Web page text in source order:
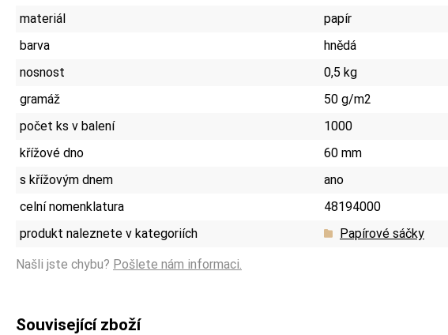
materiál
papír
barva
hnědá
nosnost
0,5 kg
gramáž
50 g/m2
počet ks v balení
1000
křížové dno
60 mm
s křížovým dnem
ano
celní nomenklatura
48194000
produkt naleznete v kategoriích
Papírové sáčky
Našli jste chybu? Pošlete nám informaci.
Související zboží